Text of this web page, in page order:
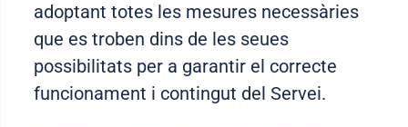
adoptant totes les mesures necessàries
que es troben dins de les seues
possibilitats per a garantir el correcte
funcionament i contingut del Servei.